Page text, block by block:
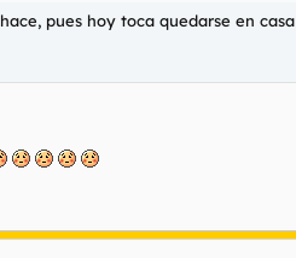
pues hoy toca quedarse en